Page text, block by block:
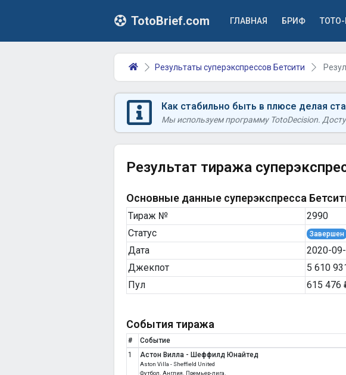
TotoBrief.com ГЛАВНАЯ БРИФ TOTO-
Результаты суперэкспрессов Бетсити
Как стабильно быть в плюсе делая
Мы используем программу TotoDecision.
Результат тиража
Основные данные суперэкспресса
Тираж №
2990
Статус
Завершен
Дата
2020-
Джекпот
5 610
Пул
615 476
События тиража
# Событие
1
Астон Вилла - Шеффилд Юнайтед
Aston Villa - Sheffield United
Футбол. Англия. Премьер-лига.